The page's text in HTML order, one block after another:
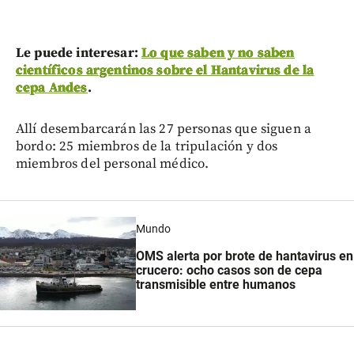
Le puede interesar: Lo que saben y no saben
científicos argentinos sobre el Hantavirus de la
cepa Andes.
Allí desembarcarán las 27 personas que siguen a
bordo: 25 miembros de la tripulación y dos
miembros del personal médico.
Mundo
OMS alerta por brote de hantavirus en
crucero: ocho casos son de cepa
transmisible entre humanos